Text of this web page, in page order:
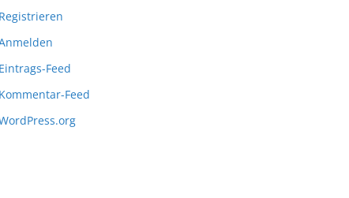
Registrieren
Eintrags-Feed
Kommentar-Feed